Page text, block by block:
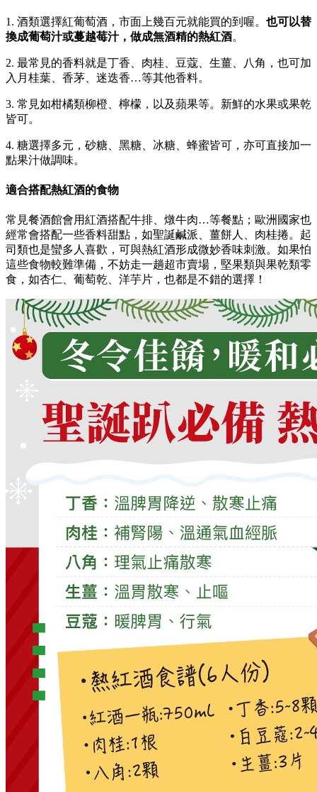
1. 酒類選擇紅葡萄酒，市面上幾百元就能買的到喔。 也可以替
換成葡萄汁或蔓越莓汁，做成無酒精的熱紅酒。
2. 最常見的香料就是丁香、肉桂、豆蔻、生薑、八角，也可加
入月桂葉、香茅、迷迭香…等其他香料。
3. 常見如柑橘類柳橙、檸檬，以及蘋果等。新鮮的水果或果乾
皆可。
4. 糖選擇多元，砂糖、黑糖、冰糖、蜂蜜皆可，亦可直接加一
點果汁做調味。
適合搭配熱紅酒的食物
常見餐酒館會用紅酒搭配牛排、燉牛肉…等餐點；歐洲國家也
經常會搭配一些香料甜點，如聖誕鹹派、薑餅人、肉桂捲。起
司類也是蠻多人喜歡，可與熱紅酒形成微妙香味刺激。如果怕
這些食物較難準備，不妨走一趟超市賣場，堅果類與果乾類零
食，如杏仁、葡萄乾、洋芋片，也都是不錯的選擇！